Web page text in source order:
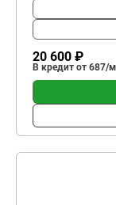
20 600 ₽
В кредит от 687/